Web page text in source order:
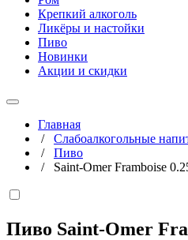
Крепкий алкоголь
Ликёры и настойки
Пиво
Новинки
Акции и скидки
Главная
/ Слабоалкогольные
/ Пиво
/ Saint-Omer Framboise
Пиво Saint-Omer